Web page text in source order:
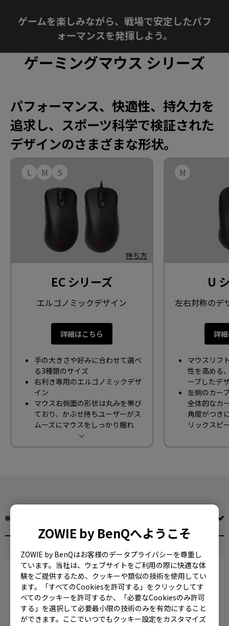
ZOWIE by BenQへようこそ
ZOWIE by BenQはお客様のデータプライバシーを尊重し
ています。当社は、ウェブサイトをご利用の際に快適な体
験をご提供するため、クッキーや類似の技術を使用してい
ます。「すべてのCookiesを許可する」をクリックしてす
べてのクッキーを許可するか、「必要なCookiesのみ許可
する」を選択して必要最小限の技術のみを有効にすること
ができます。ここでいつでもクッキー設定をカスタマイズ
ゲームを楽しみながら、戦場で安定したパフ
ォーマンスを発揮しよう。
ゲーミングマウス シリーズ
パフォーマンス、快適性、持久力を
追求し、スポーツ科学で検証された
デザインのさまざまな形状。
L M S
持ち方
EC シリーズ
エルゴノミックデザイン
詳細はこちら
手の大きさや好みに合わせて選べ
る3種類のサイズ
右利き専用のエルゴノミックデザ
イン
マウス右側面の形状は丸みを帯び
ており、かぶせ持ちユーザーがス
ムーズにマウスをしっかり握れ
る/つかめるようになっています
有線/無線の2種類を展開
M
U
左右対称のデ
詳
マウスリフ
性を高める
ーブしたデ
左側のカー
全体的なカ
角度がつき
リックスピ
やすくし、
123x61x42mm. 重さ：73g